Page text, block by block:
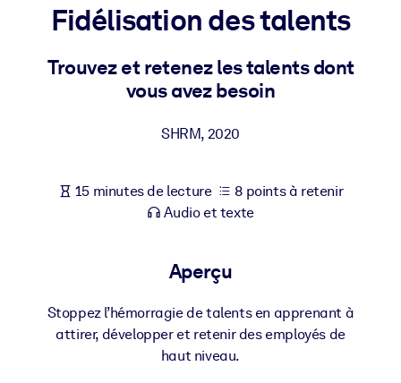
PAR SYSTÈME
LMS/LXP pour de meilleurs résultats d'apprentissage.
Enrichissez votre bibliothèque d'entreprise avec des
commerciales fiables et prêtes à l'emploi.
Alimentez vos systèmes d'IA avec des connaissances fiables et
Fidélisation des talents
Trouvez et retenez les talents dont
vous avez besoin
SHRM, 2020
15 minutes de lecture
8 points à retenir
Audio et texte
Aperçu
Stoppez l’hémorragie de talents en apprenant à
attirer, développer et retenir des employés de
haut niveau.